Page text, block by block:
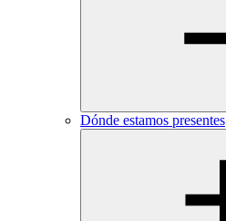
Dónde estamos presentes